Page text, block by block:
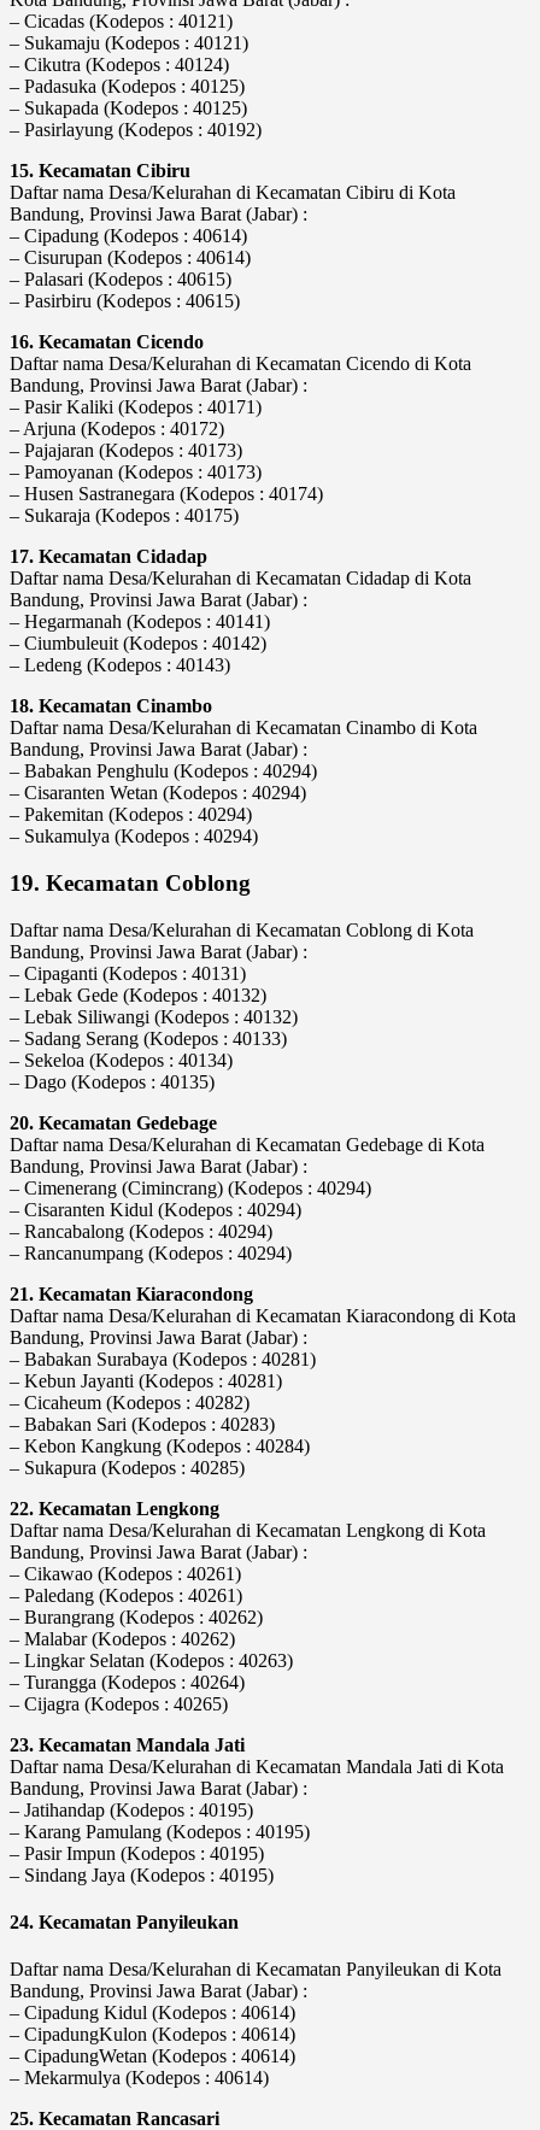
– Cicadas (Kodepos : 40121)
– Sukamaju (Kodepos : 40121)
– Cikutra (Kodepos : 40124)
– Padasuka (Kodepos : 40125)
– Sukapada (Kodepos : 40125)
– Pasirlayung (Kodepos : 40192)
15. Kecamatan Cibiru
Daftar nama Desa/Kelurahan di Kecamatan Cibiru di Kota
Bandung, Provinsi Jawa Barat (Jabar) :
– Cipadung (Kodepos : 40614)
– Cisurupan (Kodepos : 40614)
– Palasari (Kodepos : 40615)
– Pasirbiru (Kodepos : 40615)
16. Kecamatan Cicendo
Daftar nama Desa/Kelurahan di Kecamatan Cicendo di Kota
Bandung, Provinsi Jawa Barat (Jabar) :
– Pasir Kaliki (Kodepos : 40171)
– Arjuna (Kodepos : 40172)
– Pajajaran (Kodepos : 40173)
– Pamoyanan (Kodepos : 40173)
– Husen Sastranegara (Kodepos : 40174)
– Sukaraja (Kodepos : 40175)
17. Kecamatan Cidadap
Daftar nama Desa/Kelurahan di Kecamatan Cidadap di Kota
Bandung, Provinsi Jawa Barat (Jabar) :
– Hegarmanah (Kodepos : 40141)
– Ciumbuleuit (Kodepos : 40142)
– Ledeng (Kodepos : 40143)
18. Kecamatan Cinambo
Daftar nama Desa/Kelurahan di Kecamatan Cinambo di Kota
Bandung, Provinsi Jawa Barat (Jabar) :
– Babakan Penghulu (Kodepos : 40294)
– Cisaranten Wetan (Kodepos : 40294)
– Pakemitan (Kodepos : 40294)
– Sukamulya (Kodepos : 40294)
19. Kecamatan Coblong
Daftar nama Desa/Kelurahan di Kecamatan Coblong di Kota
Bandung, Provinsi Jawa Barat (Jabar) :
– Cipaganti (Kodepos : 40131)
– Lebak Gede (Kodepos : 40132)
– Lebak Siliwangi (Kodepos : 40132)
– Sadang Serang (Kodepos : 40133)
– Sekeloa (Kodepos : 40134)
– Dago (Kodepos : 40135)
20. Kecamatan Gedebage
Daftar nama Desa/Kelurahan di Kecamatan Gedebage di Kota
Bandung, Provinsi Jawa Barat (Jabar) :
– Cimenerang (Cimincrang) (Kodepos : 40294)
– Cisaranten Kidul (Kodepos : 40294)
– Rancabalong (Kodepos : 40294)
– Rancanumpang (Kodepos : 40294)
21. Kecamatan Kiaracondong
Daftar nama Desa/Kelurahan di Kecamatan Kiaracondong di Kota
Bandung, Provinsi Jawa Barat (Jabar) :
– Babakan Surabaya (Kodepos : 40281)
– Kebun Jayanti (Kodepos : 40281)
– Cicaheum (Kodepos : 40282)
– Babakan Sari (Kodepos : 40283)
– Kebon Kangkung (Kodepos : 40284)
– Sukapura (Kodepos : 40285)
22. Kecamatan Lengkong
Daftar nama Desa/Kelurahan di Kecamatan Lengkong di Kota
Bandung, Provinsi Jawa Barat (Jabar) :
– Cikawao (Kodepos : 40261)
– Paledang (Kodepos : 40261)
– Burangrang (Kodepos : 40262)
– Malabar (Kodepos : 40262)
– Lingkar Selatan (Kodepos : 40263)
– Turangga (Kodepos : 40264)
– Cijagra (Kodepos : 40265)
23. Kecamatan Mandala Jati
Daftar nama Desa/Kelurahan di Kecamatan Mandala Jati di Kota
Bandung, Provinsi Jawa Barat (Jabar) :
– Jatihandap (Kodepos : 40195)
– Karang Pamulang (Kodepos : 40195)
– Pasir Impun (Kodepos : 40195)
– Sindang Jaya (Kodepos : 40195)
24. Kecamatan Panyileukan
Daftar nama Desa/Kelurahan di Kecamatan Panyileukan di Kota
Bandung, Provinsi Jawa Barat (Jabar) :
– Cipadung Kidul (Kodepos : 40614)
– CipadungKulon (Kodepos : 40614)
– CipadungWetan (Kodepos : 40614)
– Mekarmulya (Kodepos : 40614)
25. Kecamatan Rancasari